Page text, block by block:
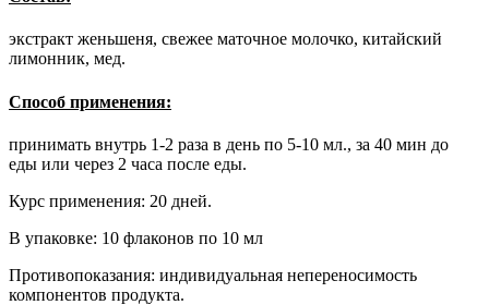
экстракт женьшеня, свежее маточное молочко, китайский
лимонник, мед.
Способ применения:
принимать внутрь 1-2 раза в день по 5-10 мл., за 40 мин до
еды или через 2 часа после еды.
Курс применения: 20 дней.
В упаковке: 10 флаконов по 10 мл
Противопоказания: индивидуальная непереносимость
компонентов продукта.